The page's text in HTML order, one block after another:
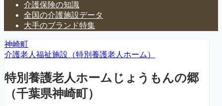
介護保険の知識
全国の介護施設データ
大手のブランド特集
神崎町
介護老人福祉施設（特別養護老人ホーム）
特別養護老人ホームじょうもんの郷
（千葉県神崎町）